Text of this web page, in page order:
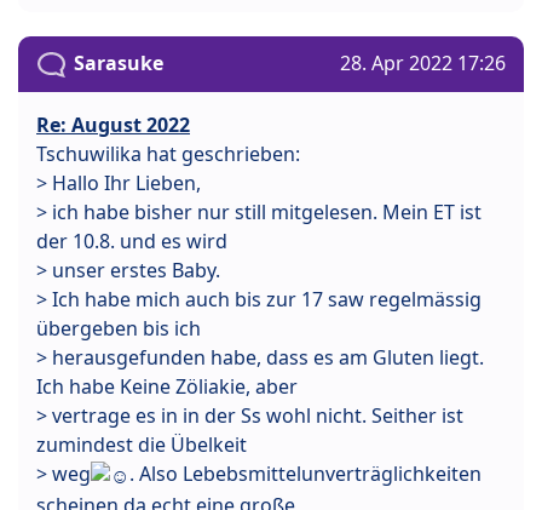
Sarasuke 28. Apr 2022 17:26
Re: August 2022
Tschuwilika hat geschrieben:
> Hallo Ihr Lieben,
> ich habe bisher nur still mitgelesen. Mein ET ist
der 10.8. und es wird
> unser erstes Baby.
> Ich habe mich auch bis zur 17 saw regelmässig
übergeben bis ich
> herausgefunden habe, dass es am Gluten liegt.
Ich habe Keine Zöliakie, aber
> vertrage es in in der Ss wohl nicht. Seither ist
zumindest die Übelkeit
> weg
. Also Lebebsmittelunverträglichkeiten